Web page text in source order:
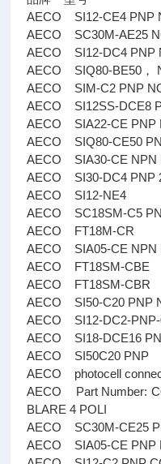
AECO SI12-CE4 PNP
AECO SC30M-AE25
AECO SI12-DC4 PNP
AECO SIQ80-BE50，
AECO SIM-C2 PNP
AECO SI12SS-DCE8
AECO SIA22-CE PNP
AECO SIQ80-CE50
AECO SIA30-CE NPN
AECO SI30-DC4 PNP
AECO SI12-NE4
AECO SC18SM-C5
AECO FT18M-CR
AECO SIA05-CE NPN
AECO FT18SM-CBE
AECO FT18SM-CBR
AECO SI50-C20 PNP
AECO SI12-DC2-PNP-
AECO SI18-DCE16
AECO SI50C20 PNP
AECO photocell
AECO Part Number:
BLARE 4 POLI
AECO SC30M-CE25
AECO SIA05-CE PNP